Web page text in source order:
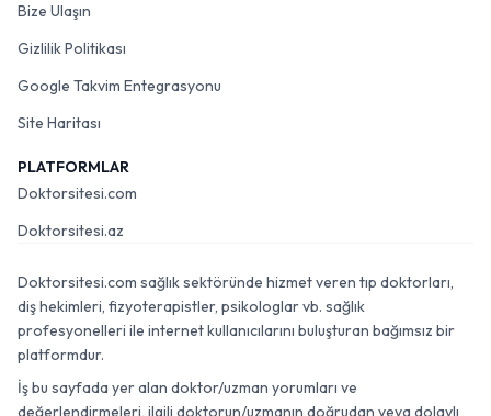
Bize Ulaşın
Gizlilik Politikası
Google Takvim Entegrasyonu
Site Haritası
PLATFORMLAR
Doktorsitesi.com
Doktorsitesi.az
Doktorsitesi.com sağlık sektöründe hizmet veren tıp doktorları,
diş hekimleri, fizyoterapistler, psikologlar vb. sağlık
profesyonelleri ile internet kullanıcılarını buluşturan bağımsız bir
platformdur.
İş bu sayfada yer alan doktor/uzman yorumları ve
değerlendirmeleri, ilgili doktorun/uzmanın doğrudan veya dolaylı